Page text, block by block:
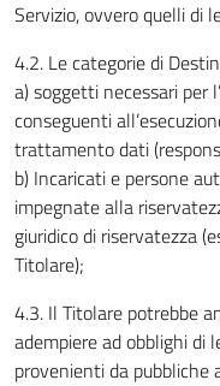
Servizio, ovvero quelli di
4.2. Le categorie di
a) soggetti necessari per
conseguenti
trattamento dati
b) Incaricati e persone
impegnate alla
giuridico di riservatezza
Titolare);
4.3. Il Titolare potrebbe
adempiere ad obblighi di
provenienti da pubbliche